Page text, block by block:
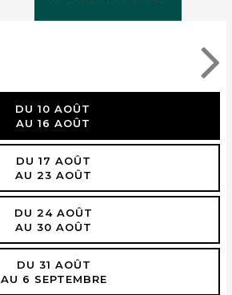
DU 10 AOÛT
AU 16 AOÛT
DU 17 AOÛT
AU 23 AOÛT
DU 24 AOÛT
AU 30 AOÛT
DU 31 AOÛT
AU 6 SEPTEMBRE